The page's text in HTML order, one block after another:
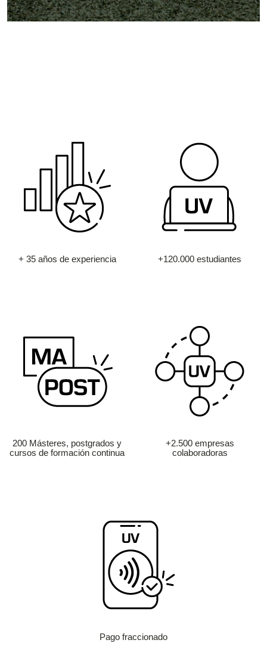
+ 35 años de experiencia +120.000 estudiantes
200 Másteres, postgrados y
cursos de formación continua
+2.500 empresas
colaboradoras
Pago fraccionado